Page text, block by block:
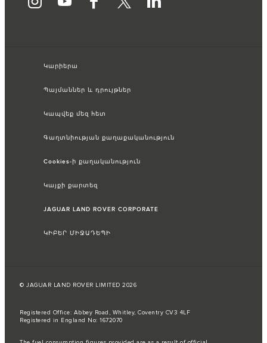
Կարիերա
Պայմաններ և դրույթներ
Կապվեք մեզ հետ
Գաղտնիության քաղաքականություն
Cookies-ի քաղականություն
Կայքի քարտեզ
JAGUAR LAND ROVER CORPORATE
ԿԻԲԵՐ ՄԻՋԱԴԵՊԻ
© JAGUAR LAND ROVER LIMITED 2026
Registered Office: Abbey Road, Whitley, Coventry CV3 4LF
Registered in England No: 1672070